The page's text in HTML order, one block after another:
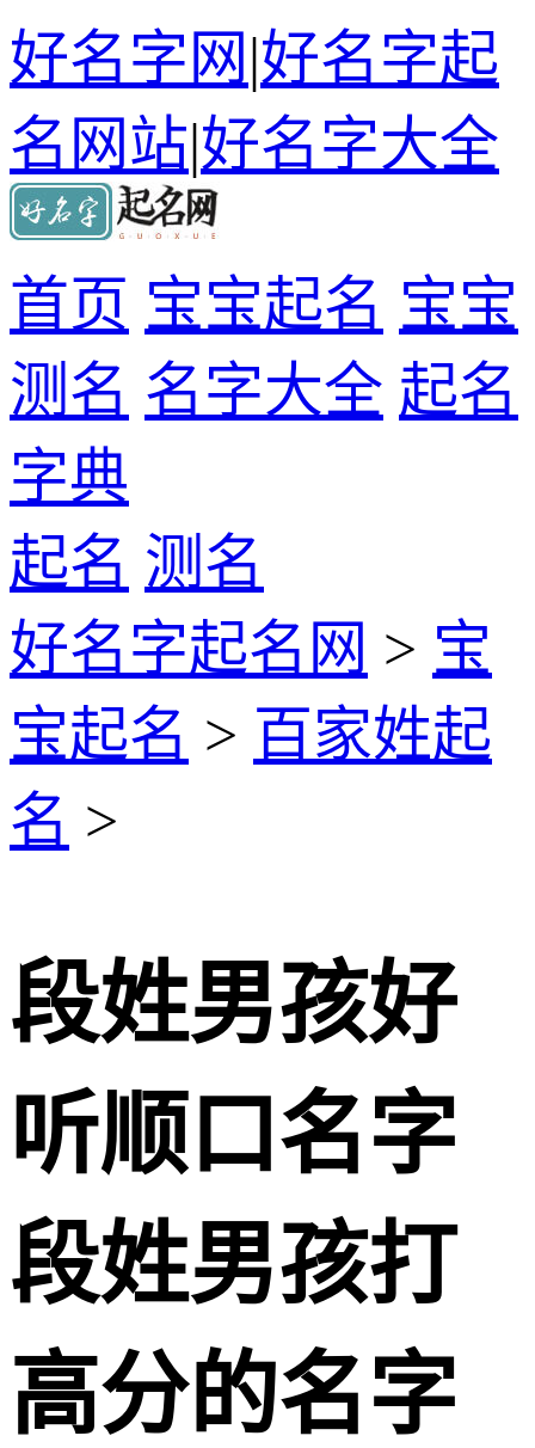
好名字网|好名字起
名网站|好名字大全
首页 宝宝起名 宝宝
测名 名字大全 起名
字典
起名 测名
好名字起名网 > 宝
宝起名 > 百家姓起
名 >
段姓男孩好
听顺口名字
段姓男孩打
高分的名字